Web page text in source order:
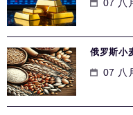
07 八
俄罗斯小
07 八